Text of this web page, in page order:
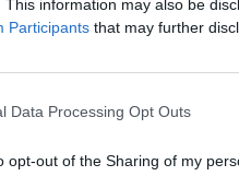
This information may also be
Participants that may further
Data Processing Opt Outs
opt-out of the Sharing of my
ascenso contra el Ibiza en el
andorrana. Aunque era la
comprobar el estado del
para tomar la decisión